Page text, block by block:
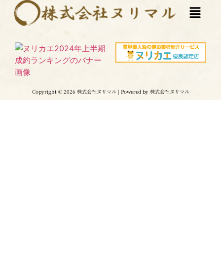
Copyright © 2026 株式会社ヌリマル | Powered by 株式会社ヌリマル